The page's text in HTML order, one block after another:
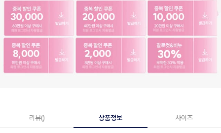
리뷰() 상품정보 사이즈